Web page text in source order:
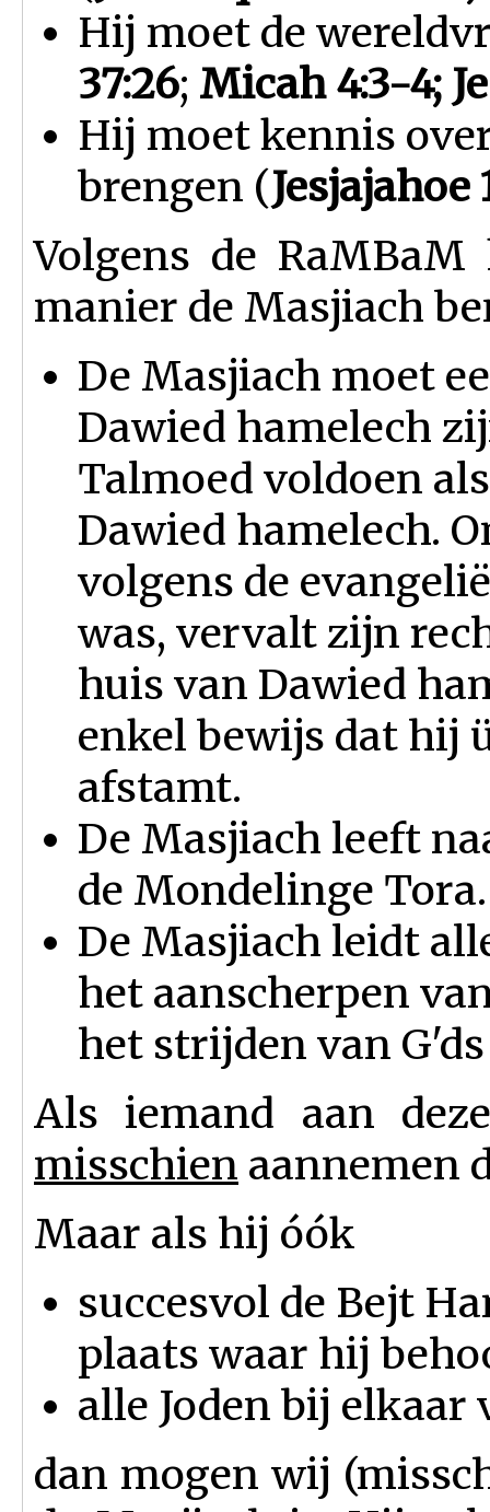
Hij moet de
37:26; Micah 4:3-4;
Hij moet kennis
brengen (Jesjajahoe
Volgens de
manier de Masjiach
De Masjiach moet
Dawied hamelech
Talmoed voldoen
Dawied hamelech.
volgens de
was, vervalt zijn
huis van Dawied
enkel bewijs dat hij
afstamt.
De Masjiach leeft
de Mondelinge Tora.
De Masjiach leidt
het aanscherpen
het strijden van
Als iemand aan
misschien aannemen
Maar als hij óók
succesvol de Bejt
plaats waar hij
alle Joden bij elkaar
dan mogen wij